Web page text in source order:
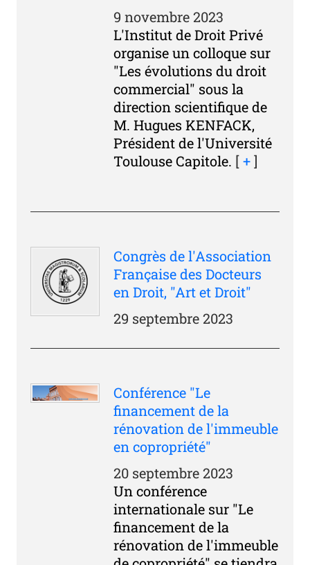
9 novembre 2023
L'Institut de Droit Privé
organise un colloque sur
"Les évolutions du droit
commercial" sous la
direction scientifique de
M. Hugues KENFACK,
Président de l'Université
Toulouse Capitole. [+]
Congrès de l'Association
Française des Docteurs
en Droit, "Art et Droit"
29 septembre 2023
Conférence "Le
financement de la
rénovation de l'immeuble
en copropriété"
20 septembre 2023
Un conférence
internationale sur "Le
financement de la
rénovation de l'immeuble